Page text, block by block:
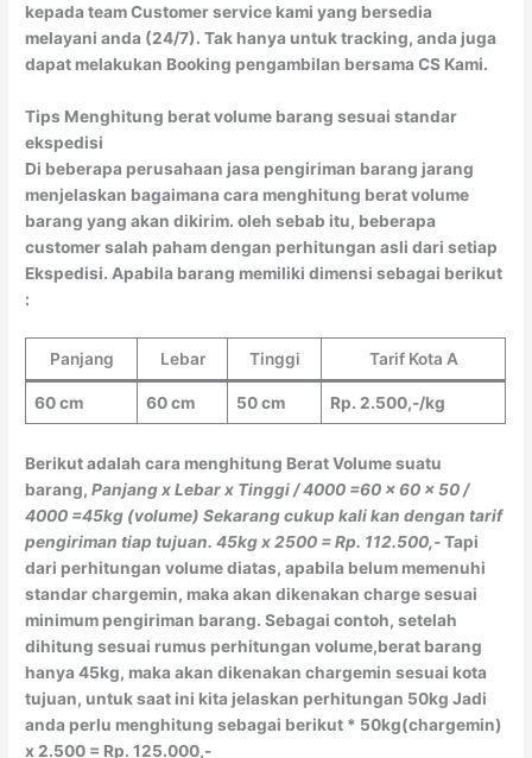
kepada team Customer service kami yang bersedia
melayani anda (24/7). Tak hanya untuk tracking, anda juga
dapat melakukan Booking pengambilan bersama CS Kami.
Tips Menghitung berat volume barang sesuai standar
ekspedisi
Di beberapa perusahaan jasa pengiriman barang jarang
menjelaskan bagaimana cara menghitung berat volume
barang yang akan dikirim. oleh sebab itu, beberapa
customer salah paham dengan perhitungan asli dari setiap
Ekspedisi. Apabila barang memiliki dimensi sebagai berikut
:
Panjang Lebar Tinggi Tarif Kota A
60 cm 60 cm 50 cm Rp. 2.500,-/kg
Berikut adalah cara menghitung Berat Volume suatu
barang,Panjang x Lebar x Tinggi / 4000 =60 x 60 x 50 /
4000 =45kg (volume) Sekarang cukup kali kan dengan tarif
pengiriman tiap tujuan. 45kg x 2500 = Rp. 112.500,-Tapi
dari perhitungan volume diatas, apabila belum memenuhi
standar chargemin, maka akan dikenakan charge sesuai
minimum pengiriman barang. Sebagai contoh, setelah
dihitung sesuai rumus perhitungan volume,berat barang
hanya 45kg, maka akan dikenakan chargemin sesuai kota
tujuan, untuk saat ini kita jelaskan perhitungan 50kg Jadi
anda perlu menghitung sebagai berikut * 50kg(chargemin)
x 2.500 = Rp. 125.000,-